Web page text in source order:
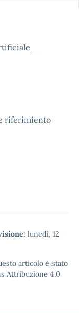
riferimiento
lunedì, 12
articolo è stato
Attribuzione 4.0